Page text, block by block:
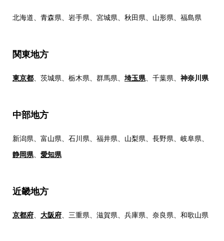
北海道、青森県、岩手県、宮城県、秋田県、山形県、福島県
関東地方
東京都、茨城県、栃木県、群馬県、 埼玉県、千葉県、 神奈川県
中部地方
新潟県、富山県、石川県、福井県、山梨県、長野県、岐阜県、
静岡県、 愛知県
近畿地方
京都府、 大阪府、三重県、滋賀県、兵庫県、奈良県、和歌山県